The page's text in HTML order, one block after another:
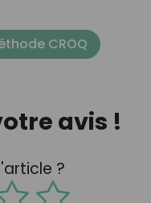
CROQ
avis !
?